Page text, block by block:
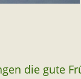
die gute